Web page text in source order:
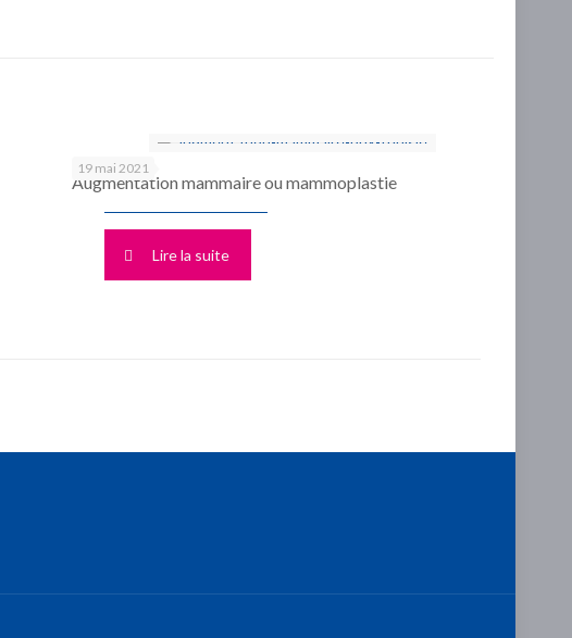
19 mai 2021
Augmentation mammaire ou mammoplastie
Lire la suite